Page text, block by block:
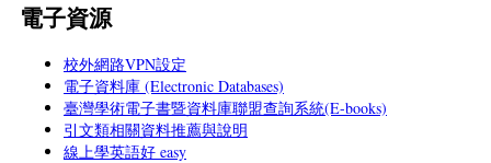
電子資源
校外網路VPN設定
電子資料庫 (Electronic Databases)
臺灣學術電子書暨資料庫聯盟查詢系統(E-books)
引文類相關資料推薦與說明
線上學英語好 easy